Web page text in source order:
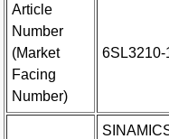
Article
Number
(Market
Facing
Number)
6SL3210-